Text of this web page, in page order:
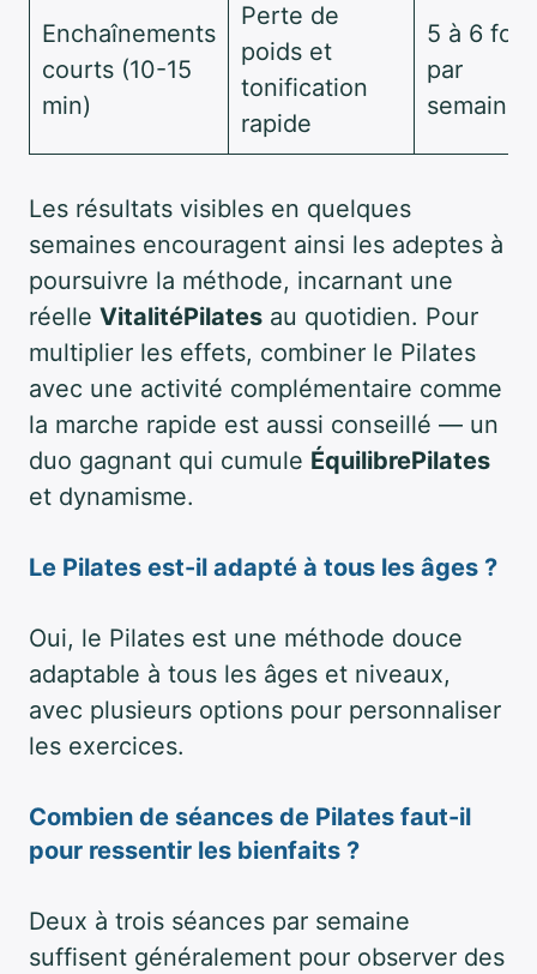
Enchaînements
courts (10-15
min)
Perte de
poids et
tonification
rapide
5 à 6 fois
par
semaine
Les résultats visibles en quelques
semaines encouragent ainsi les adeptes à
poursuivre la méthode, incarnant une
réelle VitalitéPilates au quotidien. Pour
multiplier les effets, combiner le Pilates
avec une activité complémentaire comme
la marche rapide est aussi conseillé — un
duo gagnant qui cumule ÉquilibrePilates
et dynamisme.
Le Pilates est-il adapté à tous les âges ?
Oui, le Pilates est une méthode douce
adaptable à tous les âges et niveaux,
avec plusieurs options pour personnaliser
les exercices.
Combien de séances de Pilates faut-il
pour ressentir les bienfaits ?
Deux à trois séances par semaine
suffisent généralement pour observer des